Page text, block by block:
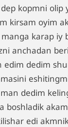
kopmni olip
kirsam oyim
karap iy
anchadan
edim dedim
dedim
boshladik
edi